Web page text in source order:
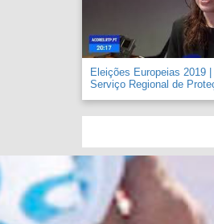
Eleições Europeias 2019
Serviço Regional de